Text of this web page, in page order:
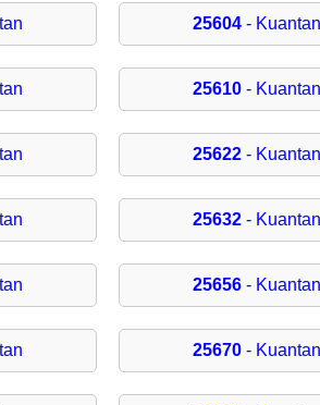
25604- Kuantan
25610- Kuantan
25622- Kuantan
25632- Kuantan
25656- Kuantan
25670- Kuantan